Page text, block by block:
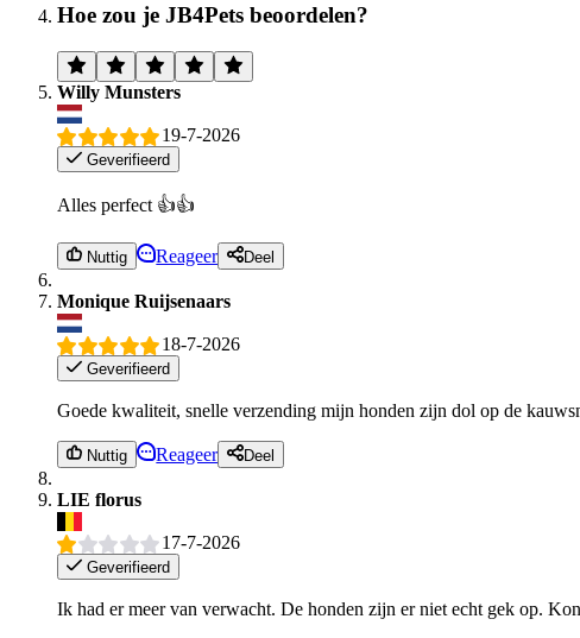
Hoe zou je JB4Pets beoordelen?
Willy Munsters
19-7-2026
Geverifieerd
Alles perfect 👍👍
Nuttig Reageer Deel
Monique Ruijsenaars
18-7-2026
Geverifieerd
Goede kwaliteit, snelle verzending mijn honden zijn dol op de
Nuttig Reageer Deel
LIE florus
17-7-2026
Geverifieerd
Ik had er meer van verwacht. De honden zijn er niet echt gek op.